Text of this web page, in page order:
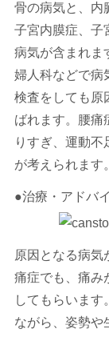
骨の病気と、内
子宮内膜症、子
病気が含まれま
婦人科などで病
検査をしても原
ばれます。腰痛
りすぎ、運動
が考えられます。
●治療・アドバ
原因となる病気
痛症でも、痛み
してもらいま
ながら、姿勢や